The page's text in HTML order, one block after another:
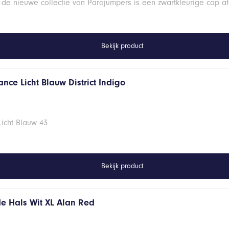
nieuwe collectie van Parajumpers is een zwartkleurige cap
Bekijk product
Licht Blauw District Indigo
Blauw 43
Bekijk product
Hals Wit XL Alan Red